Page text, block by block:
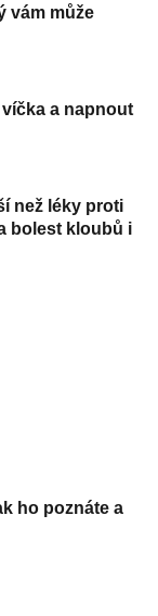
vám může
a napnout
než léky proti
bolest kloubů i
ho poznáte a